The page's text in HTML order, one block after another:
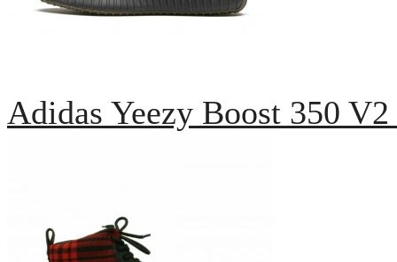
Adidas Yeezy Boost 350